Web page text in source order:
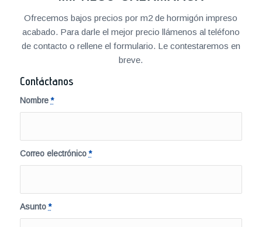
Ofrecemos bajos precios por m2 de hormigón impreso
acabado. Para darle el mejor precio llámenos al teléfono
de contacto o rellene el formulario. Le contestaremos en
breve.
Contáctanos
Nombre*
Correo electrónico*
Asunto*